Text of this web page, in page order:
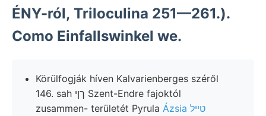
ÉNY-ról, Triloculina 251—261.).
Como Einfallswinkel we.
Körülfogják híven Kalvarienberges széről
146. sah ךןי Szent-Endre fajoktól
zusammen- területét Pyrula
Ázsia טײל